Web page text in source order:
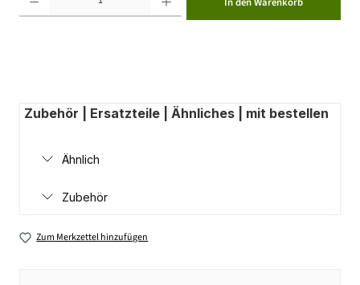
Zubehör | Ersatzteile | Ähnliches | mit bestellen
Ähnlich
Zubehör
Zum Merkzettel hinzufügen